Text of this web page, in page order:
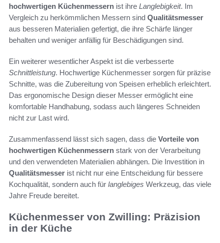
hochwertigen Küchenmessern ist ihre Langlebigkeit. Im
Vergleich zu herkömmlichen Messern sind Qualitätsmesser
aus besseren Materialien gefertigt, die ihre Schärfe länger
behalten und weniger anfällig für Beschädigungen sind.
Ein weiterer wesentlicher Aspekt ist die verbesserte
Schnittleistung. Hochwertige Küchenmesser sorgen für präzise
Schnitte, was die Zubereitung von Speisen erheblich erleichtert.
Das ergonomische Design dieser Messer ermöglicht eine
komfortable Handhabung, sodass auch längeres Schneiden
nicht zur Last wird.
Zusammenfassend lässt sich sagen, dass die Vorteile von
hochwertigen Küchenmessern stark von der Verarbeitung
und den verwendeten Materialien abhängen. Die Investition in
Qualitätsmesser ist nicht nur eine Entscheidung für bessere
Kochqualität, sondern auch für langlebiges Werkzeug, das viele
Jahre Freude bereitet.
Küchenmesser von Zwilling: Präzision
in der Küche